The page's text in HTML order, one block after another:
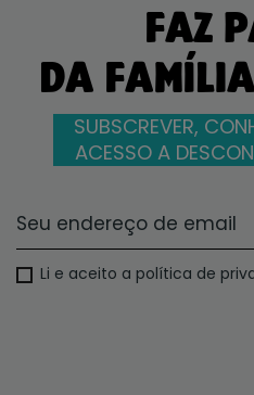
FAZ
DA
SUBSCREVER,
ACESSO A
Li e aceito a política de